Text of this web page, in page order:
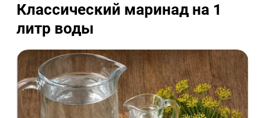
Классический маринад на 1
литр воды